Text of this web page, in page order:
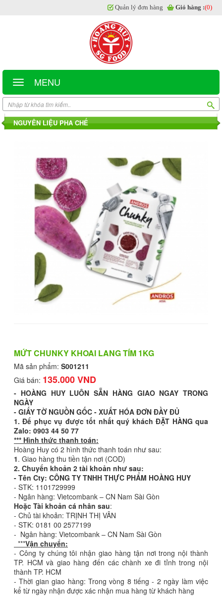
MENU
Quản lý đơn hàng Giỏ hàng :(0)
NGUYÊN LIỆU PHA CHẾ
MỨT CHUNKY KHOAI LANG TÍM 1KG
Mã sản phẩm: S001211
Giá bán: 135.000 VND
- HOÀNG HUY LUÔN SẴN HÀNG GIAO NGAY TRONG
NGÀY
- GIẤY TỜ NGUỒN GỐC - XUẤT HÓA ĐƠN ĐẦY ĐỦ
1. Để phục vụ được tốt nhất quý khách ĐẶT HÀNG qua
Zalo: 0903 44 50 77
*** Hình thức thanh toán:
Hoàng Huy có 2 hình thức thanh toán như sau:
1. Giao hàng thu tiền tận nơi (COD)
2. Chuyển khoản 2 tài khoản như sau:
- Tên Cty: CÔNG TY TNHH THỰC PHẨM HOÀNG HUY
- STK: 1101729999
- Ngân hàng: Vietcombank – CN Nam Sài Gòn
Hoặc Tài khoản cá nhân sau:
- Chủ tài khoản: TRỊNH THỊ VÂN
- STK: 0181 00 2577199
- Ngân hàng: Vietcombank – CN Nam Sài Gòn
***Vận chuyển:
- Công ty chúng tôi nhận giao hàng tận nơi trong nội thành
TP. HCM và giao hàng đến các chành xe đi tỉnh trong nội
thành TP. HCM
- Thời gian giao hàng: Trong vòng 8 tiếng - 2 ngày làm việc
kể từ ngày nhận được xác nhận mua hàng từ khách hàng